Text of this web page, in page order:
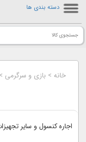
دسته بندی ها
خانه > بازی و سرگرمی >
اجاره کنسول و سایر